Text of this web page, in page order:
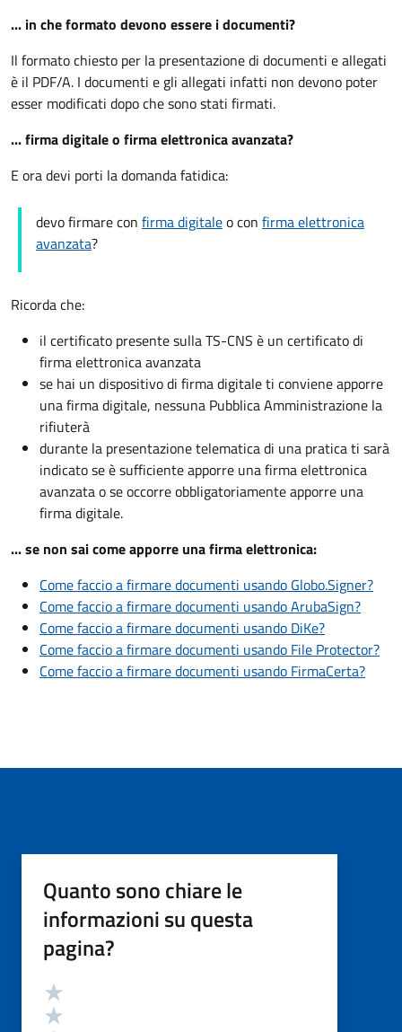
... in che formato devono essere i documenti?
Il formato chiesto per la presentazione di documenti e allegati
è il PDF/A. I documenti e gli allegati infatti non devono poter
esser modificati dopo che sono stati firmati.
... firma digitale o firma elettronica avanzata?
E ora devi porti la domanda fatidica:
devo firmare con firma digitaleo con firma elettronica
avanzata?
Ricorda che:
il certificato presente sulla TS-CNS è un certificato di
firma elettronica avanzata
se hai un dispositivo di firma digitale ti conviene apporre
una firma digitale, nessuna Pubblica Amministrazione la
rifiuterà
durante la presentazione telematica di una pratica ti sarà
indicato se è sufficiente apporre una firma elettronica
avanzata o se occorre obbligatoriamente apporre una
firma digitale.
... se non sai come apporre una firma elettronica:
Come faccio a firmare documenti usando Globo.Signer?
Come faccio a firmare documenti usando ArubaSign?
Come faccio a firmare documenti usando DiKe?
Come faccio a firmare documenti usando File Protector?
Come faccio a firmare documenti usando FirmaCerta?
Quanto sono chiare le
informazioni su questa
pagina?
Valutazione